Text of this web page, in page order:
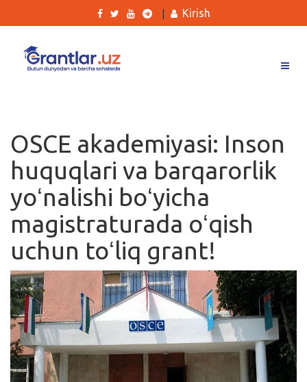
Ishlar
Kurslar
Blog
Yana
Qidirish
Kirish
Kirish
OSCE akademiyasi: Inson
huquqlari va barqarorlik
yoʻnalishi boʻyicha
magistraturada oʻqish
uchun toʻliq grant!